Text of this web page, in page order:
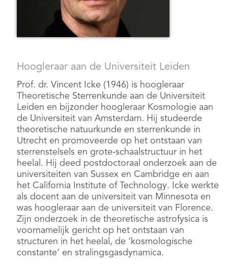
Hoogleraar aan de Universiteit Leiden
Prof. dr. Vincent Icke (1946) is hoogleraar
Theoretische Sterrenkunde aan de Universiteit
Leiden en bijzonder hoogleraar Kosmologie aan
de Universiteit van Amsterdam. Hij studeerde
theoretische natuurkunde en sterrenkunde in
Utrecht en promoveerde op het ontstaan van
sterrenstelsels en grote-schaalstructuur in het
heelal. Hij deed postdoctoraal onderzoek aan de
universiteiten van Sussex en Cambridge en aan
het California Institute of Technology. Icke werkte
als docent aan de universiteit van Minnesota en
was hoogleraar aan de universiteit van Florence.
Zijn onderzoek in de theoretische astrofysica is
voornamelijk gericht op het ontstaan van
structuren in het heelal, de ‘kosmologische
constante’ en stralingsgasdynamica.